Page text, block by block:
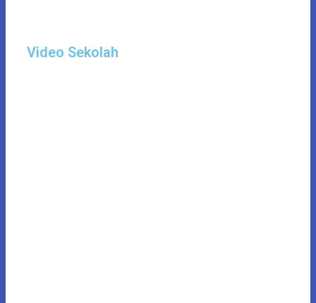
Video Sekolah